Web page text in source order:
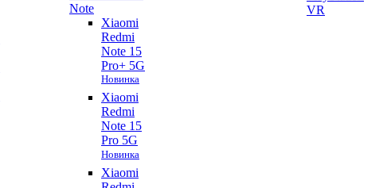
Note
Xiaomi
Redmi
Note 15
Pro+ 5G
Новинка
Xiaomi
Redmi
Note 15
Pro 5G
Новинка
Xiaomi
VR